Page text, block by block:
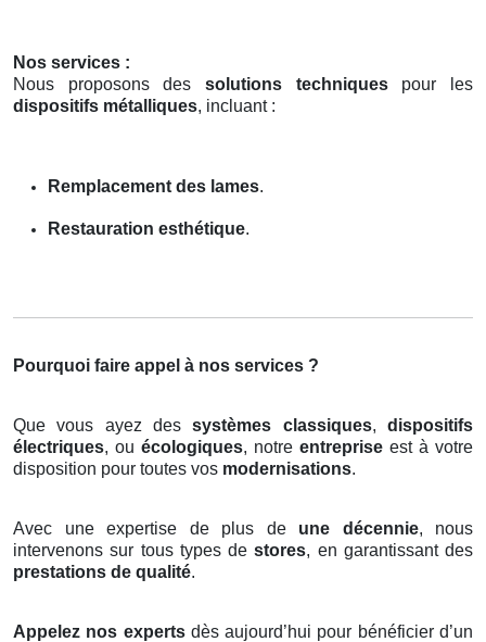
Nos services :
Nous proposons des solutions techniquespour les
dispositifs métalliques, incluant :
Remplacement des lames.
Restauration esthétique.
Pourquoi faire appel à nos services ?
Que vous ayez dessystèmes classiques,dispositifs
électriques, ou écologiques, notre entreprise est à votre
disposition pour toutes vos modernisations.
Avec une expertise de plus de une décennie, nous
intervenons sur tous types destores, en garantissant des
prestations de qualité.
Appelez nos expertsdès aujourd’hui pour bénéficier d’un